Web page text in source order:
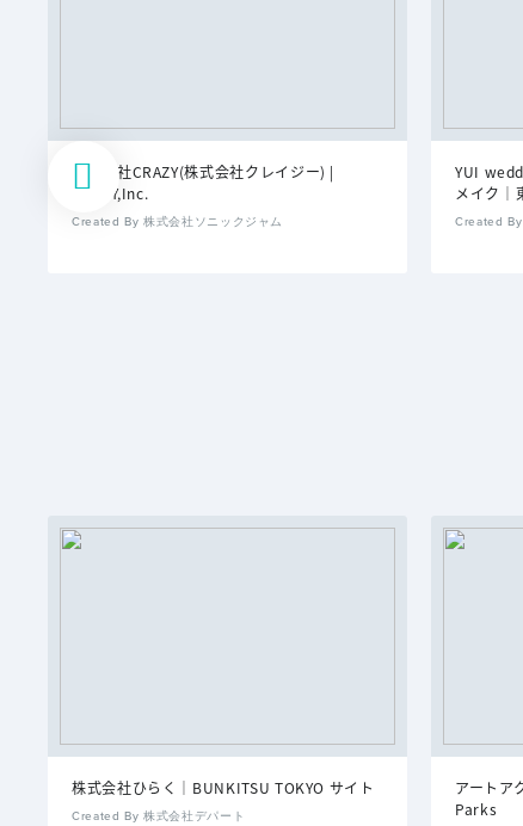
株式会社CRAZY(株式会社クレイジー) |
CRAZY,Inc.
Created By 株式会社ソニックジャム
YUI
メイク｜
Created By
株式会社ひらく｜BUNKITSU TOKYO サイト
Created By 株式会社デパート
アートア
Parks